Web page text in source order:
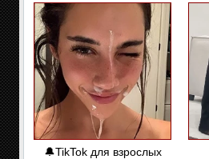
🔔TikTok для взрослых